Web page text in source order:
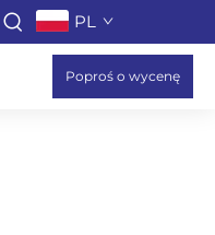
PL
Poproś o wycenę